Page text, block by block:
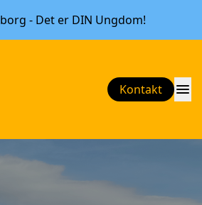
- Det er DIN Ungdom!
Kontakt menu